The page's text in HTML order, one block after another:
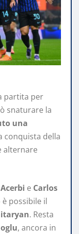
partita per
snaturare la
una
conquista della
alternare
Acerbi e Carlos
possibile il
. Resta
, ancora in